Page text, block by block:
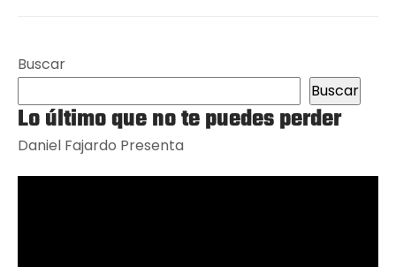
Buscar
Buscar
Lo último que no te puedes perder
Daniel Fajardo Presenta